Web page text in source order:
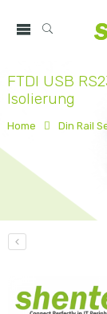
FTDI USB
Isolierung
Home Din Rail